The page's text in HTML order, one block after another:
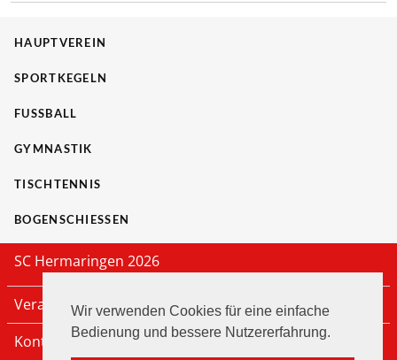
Wir verwenden Cookies für eine einfache
Bedienung und bessere Nutzererfahrung.
HAUPTVEREIN
SPORTKEGELN
FUSSBALL
GYMNASTIK
TISCHTENNIS
BOGENSCHIESSEN
SC Hermaringen 2026
Veranstaltungen
Kontakt